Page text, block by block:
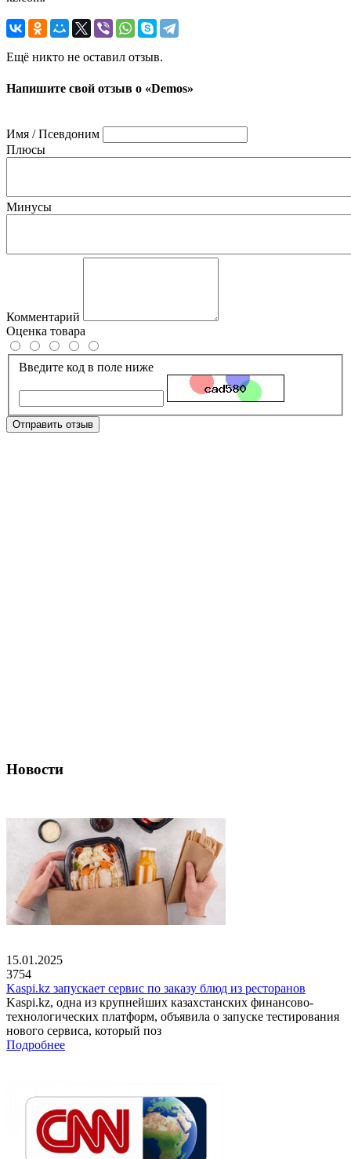
Ещё никто не оставил отзыв.
Напишите свой отзыв о «Demos»
Имя / Псевдоним
Плюсы
Минусы
Комментарий
Оценка товара
Введите код в поле ниже
Отправить отзыв
Новости
15.01.2025
3754
Kaspi.kz запускает сервис по заказу блюд из ресторанов
Kaspi.kz, одна из крупнейших казахстанских финансово-
технологических платформ, объявила о запуске тестирования
нового сервиса, который поз
Подробнее